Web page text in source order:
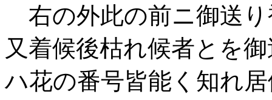
右の外此の前ニ御送
又着候後枯れ候者とを
ハ花の番号皆能く知れ